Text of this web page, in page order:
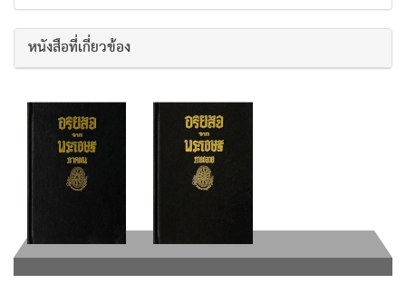
หนังสือที่เกี่ยวข้อง